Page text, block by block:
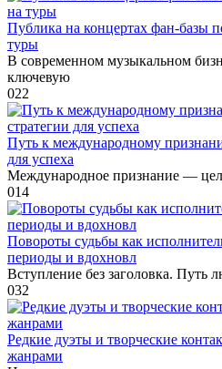
Публика на концертах фан-базы
туры
В современном музыкальном
ключевую
022
Путь к международному
для успеха
Международное признание —
014
Повороты судьбы как
периоды и вдохновл
Вступление без заголовка. Путь
032
Редкие дуэты и творческие
жанрами